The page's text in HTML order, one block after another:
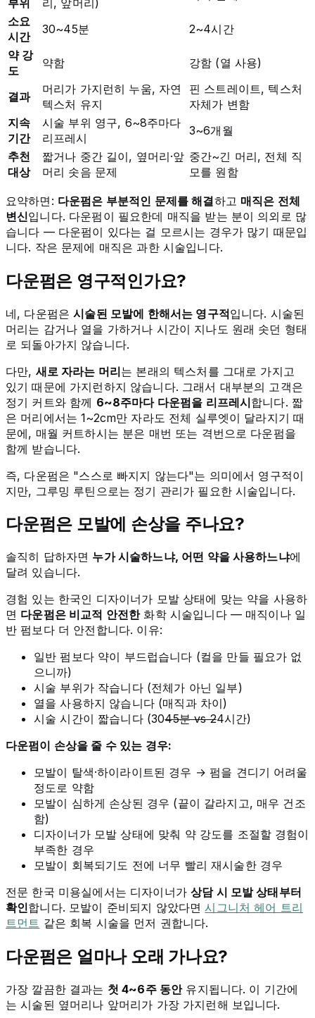
소요
시간
30~45분
2~4시간
약 강
도
약함 강함 (열 사용)
결과
머리가 가지런히 누움, 자연
텍스처 유지
핀 스트레이트, 텍스처
자체가 변함
지속
기간
시술 부위 영구, 6~8주마다
리프레시
3~6개월
추천
대상
짧거나 중간 길이, 옆머리·앞
머리 솟음 문제
중간~긴 머리, 전체 직
모를 원함
요약하면: 다운펌은 부분적인 문제를 해결하고 매직은 전체
변신입니다. 다운펌이 필요한데 매직을 받는 분이 의외로 많
습니다 — 다운펌이 있다는 걸 모르시는 경우가 많기 때문입
니다. 작은 문제에 매직은 과한 시술입니다.
다운펌은 영구적인가요?
네, 다운펌은시술된 모발에 한해서는 영구적입니다. 시술된
머리는 감거나 열을 가하거나 시간이 지나도 원래 솟던 형태
로 되돌아가지 않습니다.
다만, 새로 자라는 머리는 본래의 텍스처를 그대로 가지고
있기 때문에 가지런하지 않습니다. 그래서 대부분의 고객은
정기 커트와 함께 6~8주마다 다운펌을 리프레시합니다. 짧
은 머리에서는 1~2cm만 자라도 전체 실루엣이 달라지기 때
문에, 매월 커트하시는 분은 매번 또는 격번으로 다운펌을
함께 받습니다.
즉, 다운펌은 "스스로 빠지지 않는다"는 의미에서 영구적이
지만, 그루밍 루틴으로는 정기 관리가 필요한 시술입니다.
다운펌은 모발에 손상을 주나요?
솔직히 답하자면 누가 시술하느냐, 어떤 약을 사용하느냐에
달려 있습니다.
경험 있는 한국인 디자이너가 모발 상태에 맞는 약을 사용하
면 다운펌은 비교적 안전한화학 시술입니다 — 매직이나 일
반 펌보다 더 안전합니다. 이유:
일반 펌보다 약이 부드럽습니다 (컬을 만들 필요가 없
으니까)
시술 부위가 작습니다 (전체가 아닌 일부)
열을 사용하지 않습니다 (매직과 차이)
시술 시간이 짧습니다 (3045분 vs 24시간)
다운펌이 손상을 줄 수 있는 경우:
모발이 탈색·하이라이트된 경우 → 펌을 견디기 어려울
정도로 약함
모발이 심하게 손상된 경우 (끝이 갈라지고, 매우 건조
함)
디자이너가 모발 상태에 맞춰 약 강도를 조절할 경험이
부족한 경우
모발이 회복되기도 전에 너무 빨리 재시술한 경우
전문 한국 미용실에서는 디자이너가상담 시 모발 상태부터
확인합니다. 모발이 준비되지 않았다면시그니처 헤어 트리
트먼트 같은 회복 시술을 먼저 권합니다.
다운펌은 얼마나 오래 가나요?
가장 깔끔한 결과는 첫 4~6주 동안유지됩니다. 이 기간에
는 시술된 옆머리나 앞머리가 가장 가지런해 보입니다.